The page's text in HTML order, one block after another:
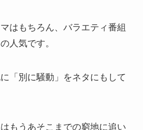
はもちろん、バラエティ番組
人気です。
「別に騒動」をネタにもして
もうあそこまでの窮地に追い